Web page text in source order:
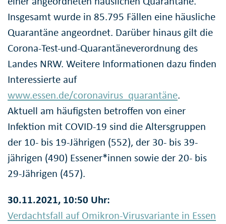
Insgesamt wurde in 85.795 Fällen eine häusliche
Quarantäne angeordnet. Darüber hinaus gilt die
Corona-Test-und-Quarantäneverordnung des
Landes NRW. Weitere Informationen dazu finden
Interessierte auf
www.essen.de/coronavirus_quarantäne.
Aktuell am häufigsten betroffen von einer
Infektion mit COVID-19 sind die Altersgruppen
der 10- bis 19-Jährigen (552), der 30- bis 39-
jährigen (490) Essener*innen sowie der 20- bis
29-Jährigen (457).
30.11.2021, 10:50 Uhr:
Verdachtsfall auf Omikron-Virusvariante in Essen